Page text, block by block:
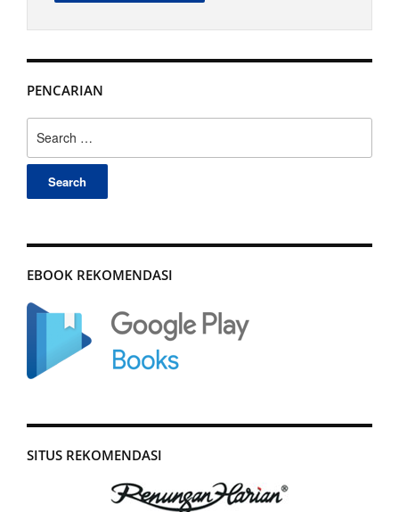
PENCARIAN
for:
EBOOK REKOMENDASI
SITUS REKOMENDASI